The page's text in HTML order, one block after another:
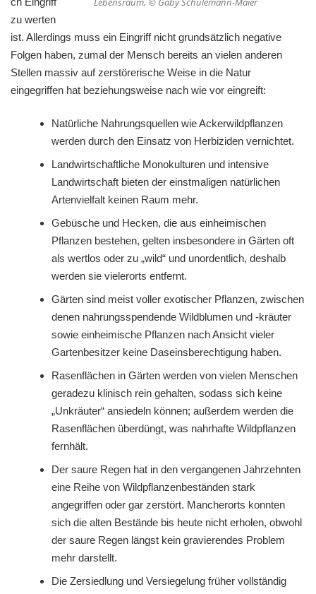
zu werten
ist. Allerdings muss ein Eingriff nicht grundsätzlich negative
Folgen haben, zumal der Mensch bereits an vielen anderen
Stellen massiv auf zerstörerische Weise in die Natur
eingegriffen hat beziehungsweise nach wie vor eingreift:
Natürliche Nahrungsquellen wie Ackerwildpflanzen
werden durch den Einsatz von Herbiziden vernichtet.
Landwirtschaftliche Monokulturen und intensive
Landwirtschaft bieten der einstmaligen natürlichen
Artenvielfalt keinen Raum mehr.
Gebüsche und Hecken, die aus einheimischen
Pflanzen bestehen, gelten insbesondere in Gärten oft
als wertlos oder zu „wild“ und unordentlich, deshalb
werden sie vielerorts entfernt.
Gärten sind meist voller exotischer Pflanzen, zwischen
denen nahrungsspendende Wildblumen und -kräuter
sowie einheimische Pflanzen nach Ansicht vieler
Gartenbesitzer keine Daseinsberechtigung haben.
Rasenflächen in Gärten werden von vielen Menschen
geradezu klinisch rein gehalten, sodass sich keine
„Unkräuter“ ansiedeln können; außerdem werden die
Rasenflächen überdüngt, was nahrhafte Wildpflanzen
fernhält.
Der saure Regen hat in den vergangenen Jahrzehnten
eine Reihe von Wildpflanzenbeständen stark
angegriffen oder gar zerstört. Mancherorts konnten
sich die alten Bestände bis heute nicht erholen, obwohl
der saure Regen längst kein gravierendes Problem
mehr darstellt.
Die Zersiedlung und Versiegelung früher vollständig